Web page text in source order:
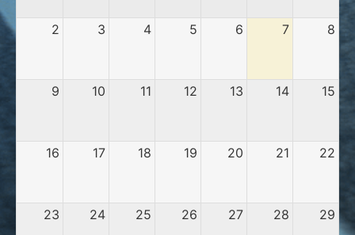
2 3 4 5 6 7 8
9 10 11 12 13 14 15
16 17 18 19 20 21 22
23 24 25 26 27 28 29